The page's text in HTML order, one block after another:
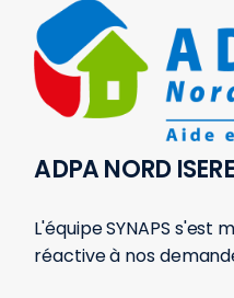
ADPA NORD ISERE
L'équipe SYNAPS s'est
réactive à nos